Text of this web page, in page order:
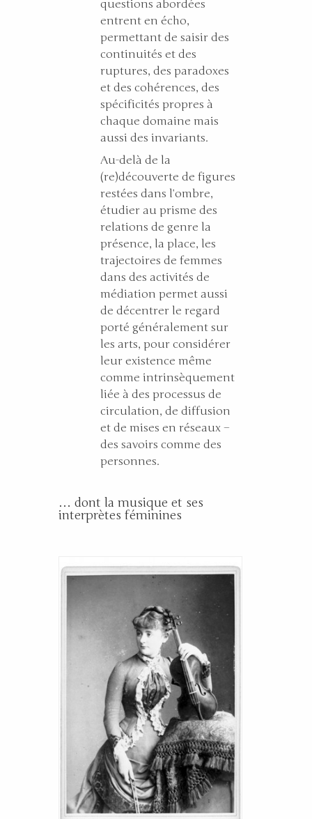
questions abordées
entrent en écho,
permettant de saisir des
continuités et des
ruptures, des paradoxes
et des cohérences, des
spécificités propres à
chaque domaine mais
aussi des invariants.
Au-delà de la
(re)découverte de figures
restées dans l’ombre,
étudier au prisme des
relations de genre la
présence, la place, les
trajectoires de femmes
dans des activités de
médiation permet aussi
de décentrer le regard
porté généralement sur
les arts, pour considérer
leur existence même
comme intrinsèquement
liée à des processus de
circulation, de diffusion
et de mises en réseaux –
des savoirs comme des
personnes.
… dont la musique et ses
interprètes féminines